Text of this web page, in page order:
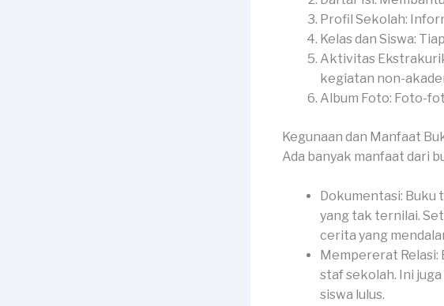
Profil Sekolah:
Kelas dan Siswa:
Aktivitas
kegiatan non-
Album Foto: Foto-
Kegunaan dan Manfaat
Ada banyak manfaat dari
Dokumentasi: Buku
yang tak ternilai.
cerita yang
Mempererat Relasi:
staf sekolah. Ini
siswa lulus.